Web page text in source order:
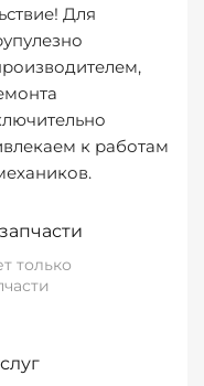
Для
к работам
только